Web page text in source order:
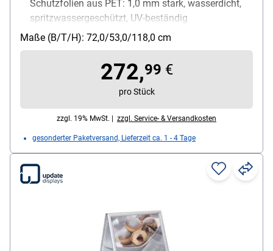
Schutzfolien aus PET: 1,0 mm stark, wasserdicht,
spritzwassergeschützt, UV-beständig
Verwendung für Papierformate: A1
Einsatzbereich: Innenbereich, Außenbereich
Außenmaße des Rahmens: 72/53/118 cm
Maße (B/T/H): 72,0/53,0/118,0 cm
272,99 €
pro Stück
zzgl. 19% MwSt. | zzgl. Service- & Versandkosten
gesonderter Paketversand, Lieferzeit ca. 1 - 4 Tage